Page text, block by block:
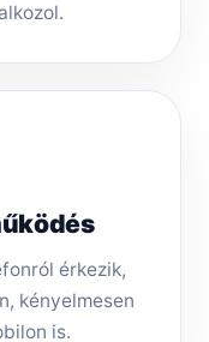
érkezik,
kényelmesen
is.